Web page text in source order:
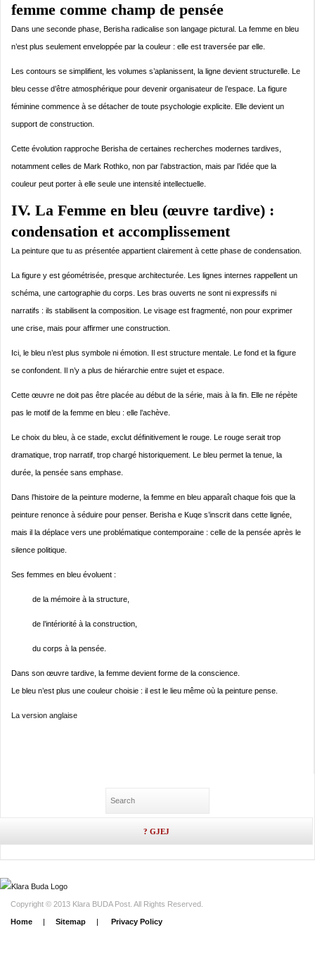
femme comme champ de pensée
Dans une seconde phase, Berisha radicalise son langage pictural. La femme en bleu
n’est plus seulement enveloppée par la couleur : elle est traversée par elle.
Les contours se simplifient, les volumes s’aplanissent, la ligne devient structurelle. Le
bleu cesse d’être atmosphérique pour devenir organisateur de l’espace. La figure
féminine commence à se détacher de toute psychologie explicite. Elle devient un
support de construction.
Cette évolution rapproche Berisha de certaines recherches modernes tardives,
notamment celles de Mark Rothko, non par l’abstraction, mais par l’idée que la
couleur peut porter à elle seule une intensité intellectuelle.
IV. La Femme en bleu (œuvre tardive) :
condensation et accomplissement
La peinture que tu as présentée appartient clairement à cette phase de condensation.
La figure y est géométrisée, presque architecturée. Les lignes internes rappellent un
schéma, une cartographie du corps. Les bras ouverts ne sont ni expressifs ni
narratifs : ils stabilisent la composition. Le visage est fragmenté, non pour exprimer
une crise, mais pour affirmer une construction.
Ici, le bleu n’est plus symbole ni émotion. Il est structure mentale. Le fond et la figure
se confondent. Il n’y a plus de hiérarchie entre sujet et espace.
Cette œuvre ne doit pas être placée au début de la série, mais à la fin. Elle ne répète
pas le motif de la femme en bleu : elle l’achève.
Le choix du bleu, à ce stade, exclut définitivement le rouge. Le rouge serait trop
dramatique, trop narratif, trop chargé historiquement. Le bleu permet la tenue, la
durée, la pensée sans emphase.
Dans l’histoire de la peinture moderne, la femme en bleu apparaît chaque fois que la
peinture renonce à séduire pour penser. Berisha e Kuqe s’inscrit dans cette lignée,
mais il la déplace vers une problématique contemporaine : celle de la pensée après le
silence politique.
Ses femmes en bleu évoluent :
de la mémoire à la structure,
de l’intériorité à la construction,
du corps à la pensée.
Dans son œuvre tardive, la femme devient forme de la conscience.
Le bleu n’est plus une couleur choisie : il est le lieu même où la peinture pense.
La version anglaise
Copyright © 2013 Klara BUDA Post. All Rights Reserved.
Home | Sitemap | Privacy Policy